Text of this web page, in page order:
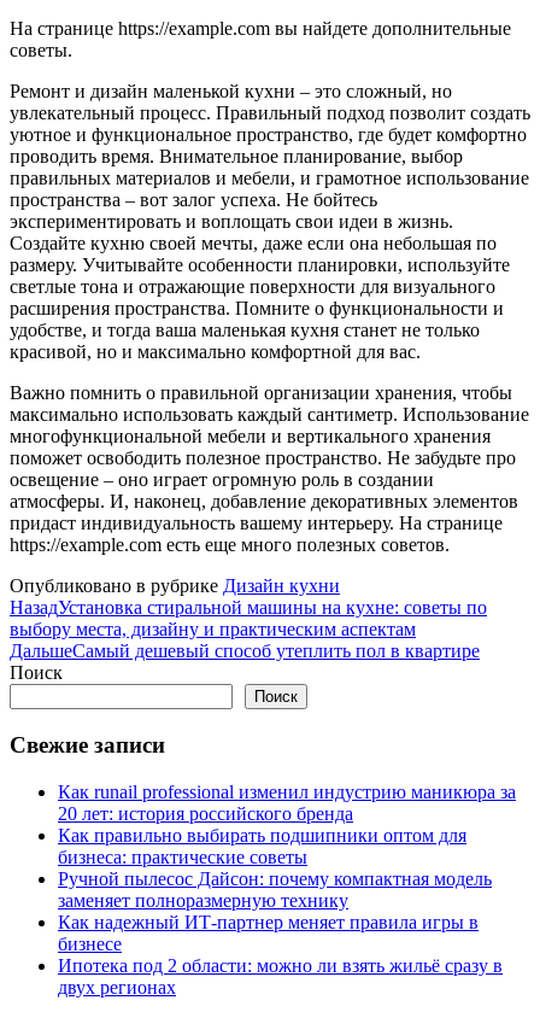
На странице https://example.com вы найдете дополнительные
советы.
Ремонт и дизайн маленькой кухни – это сложный, но
увлекательный процесс. Правильный подход позволит создать
уютное и функциональное пространство, где будет комфортно
проводить время. Внимательное планирование, выбор
правильных материалов и мебели, и грамотное использование
пространства – вот залог успеха. Не бойтесь
экспериментировать и воплощать свои идеи в жизнь.
Создайте кухню своей мечты, даже если она небольшая по
размеру. Учитывайте особенности планировки, используйте
светлые тона и отражающие поверхности для визуального
расширения пространства. Помните о функциональности и
удобстве, и тогда ваша маленькая кухня станет не только
красивой, но и максимально комфортной для вас.
Важно помнить о правильной организации хранения, чтобы
максимально использовать каждый сантиметр. Использование
многофункциональной мебели и вертикального хранения
поможет освободить полезное пространство. Не забудьте про
освещение – оно играет огромную роль в создании
атмосферы. И, наконец, добавление декоративных элементов
придаст индивидуальность вашему интерьеру. На странице
https://example.com есть еще много полезных советов.
Опубликовано в рубрике Дизайн кухни
НазадУстановка стиральной машины на кухне: советы по
выбору места, дизайну и практическим аспектам
ДальшеСамый дешевый способ утеплить пол в квартире
Поиск
Поиск
Свежие записи
Как runail professional изменил индустрию маникюра за
20 лет: история российского бренда
Как правильно выбирать подшипники оптом для
бизнеса: практические советы
Ручной пылесос Дайсон: почему компактная модель
заменяет полноразмерную технику
Как надежный ИТ-партнер меняет правила игры в
бизнесе
Ипотека под 2 области: можно ли взять жильё сразу в
двух регионах